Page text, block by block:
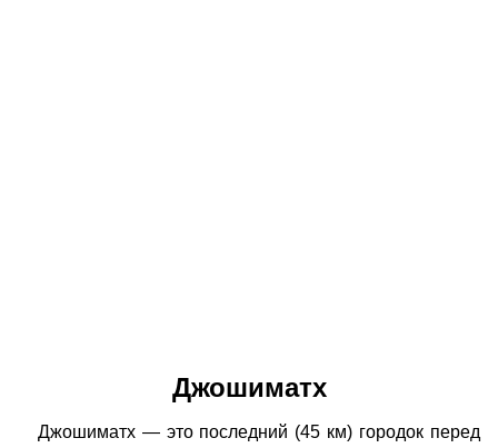
Джошиматх
Джошиматх — это последний (45 км) городок перед